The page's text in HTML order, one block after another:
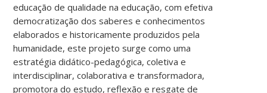
educação de qualidade na educação, com efetiva
democratização dos saberes e conhecimentos
elaborados e historicamente produzidos pela
humanidade, este projeto surge como uma
estratégia didático-pedagógica, coletiva e
interdisciplinar, colaborativa e transformadora,
promotora do estudo, reflexão e resgate de